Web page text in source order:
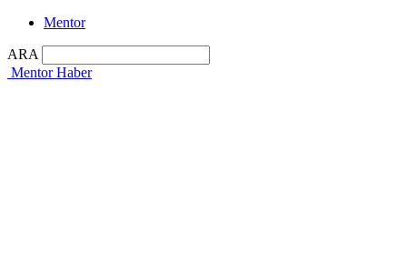
Mentor
ARA
Mentor Haber